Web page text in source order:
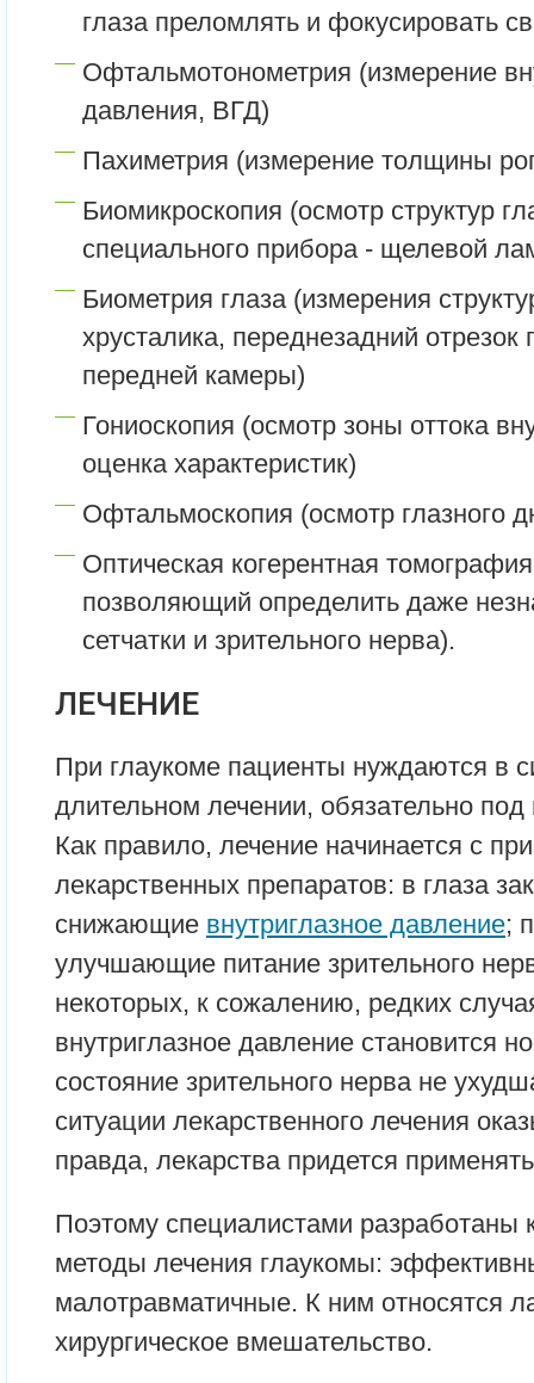
глаза преломлять и фокусировать
Офтальмотонометрия (измерение
давления, ВГД)
Пахиметрия (измерение толщины
Биомикроскопия (осмотр структур
специального прибора - щелевой
Биометрия глаза (измерения
хрусталика, переднезадний отрезок
передней камеры)
Гониоскопия (осмотр зоны оттока
оценка характеристик)
Офтальмоскопия (осмотр глазного
Оптическая когерентная
позволяющий определить даже
сетчатки и зрительного нерва).
ЛЕЧЕНИЕ
При глаукоме пациенты нуждаются в
длительном лечении, обязательно
Как правило, лечение начинается с
лекарственных препаратов: в глаза
снижающие внутриглазное давление;
улучшающие питание зрительного
некоторых, к сожалению, редких
внутриглазное давление становится
состояние зрительного нерва не
ситуации лекарственного лечения
правда, лекарства придется
Поэтому специалистами разработаны
методы лечения глаукомы:
малотравматичные. К ним относятся
хирургическое вмешательство.